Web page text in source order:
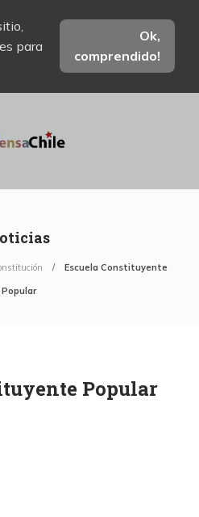
para
Ok,
comprendido!
Escuela Constituyente
Popular
Popular